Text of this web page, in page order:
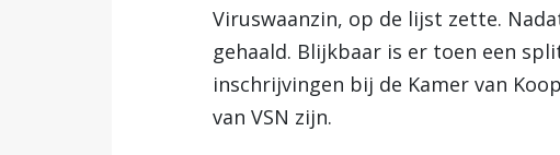
Viruswaanzin, op de lijst zette.
gehaald. Blijkbaar is er toen een
inschrijvingen bij de Kamer van
van VSN zijn.